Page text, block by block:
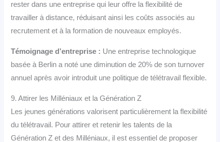
rester dans une entreprise qui leur offre la flexibilité de
travailler à distance, réduisant ainsi les coûts associés au
recrutement et à la formation de nouveaux employés.
Témoignage d’entreprise : Une entreprise technologique
basée à Berlin a noté une diminution de 20% de son turnover
annuel après avoir introduit une politique de télétravail flexible.
9. Attirer les Milléniaux et la Génération Z
Les jeunes générations valorisent particulièrement la flexibilité
du télétravail. Pour attirer et retenir les talents de la
Génération Z et des Milléniaux, il est essentiel de proposer